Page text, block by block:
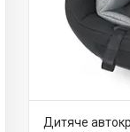
Дитяче